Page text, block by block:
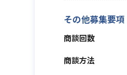
その他募集要項
商談回数
商談方法